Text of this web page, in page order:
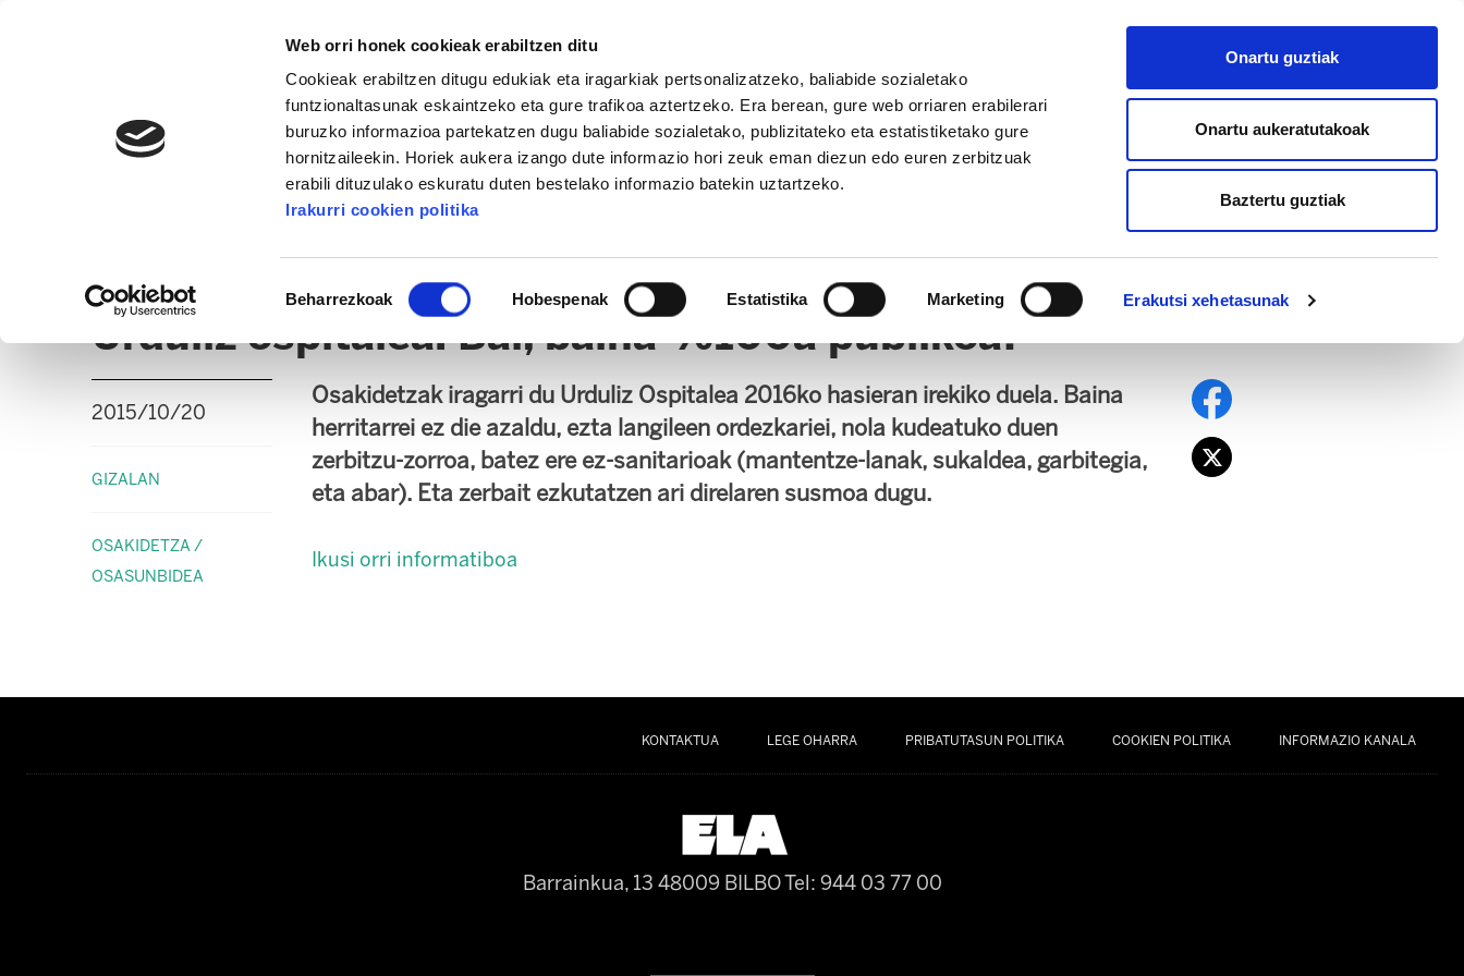
Web orri honek cookieak erabiltzen ditu
Cookieak erabiltzen ditugu edukiak eta iragarkiak pertsonalizatzeko, baliabide sozialetako
funtzionaltasunak eskaintzeko eta gure trafikoa aztertzeko. Era berean, gure web orriaren erabilerari
buruzko informazioa partekatzen dugu baliabide sozialetako, publizitateko eta estatistiketako gure
hornitzaileekin. Horiek aukera izango dute informazio hori zeuk eman diezun edo euren zerbitzuak
erabili dituzulako eskuratu duten bestelako informazio batekin uztartzeko.
Irakurri cookien politika
Beharrezkoak Hobespenak Estatistika Marketing Erakutsi xehetasunak
Onartu guztiak
Onartu aukeratutakoak
Baztertu guztiak
AFILIATU
OSAKIDETZA / OSASUNBIDEA
Urduliz ospitalea: Bai, baina %100a publikoa!
2015/10/20
GIZALAN
OSAKIDETZA /
OSASUNBIDEA
Osakidetzak iragarri du Urduliz Ospitalea 2016ko hasieran irekiko duela. Baina
herritarrei ez die azaldu, ezta langileen ordezkariei, nola kudeatuko duen
zerbitzu-zorroa, batez ere ez-sanitarioak (mantentze-lanak, sukaldea, garbitegia,
eta abar). Eta zerbait ezkutatzen ari direlaren susmoa dugu.
Ikusi orri informatiboa
KONTAKTUA LEGE OHARRA PRIBATUTASUN POLITIKA COOKIEN POLITIKA INFORMAZIO KANALA
Barrainkua, 13 48009 BILBOTel: 944 03 77 00